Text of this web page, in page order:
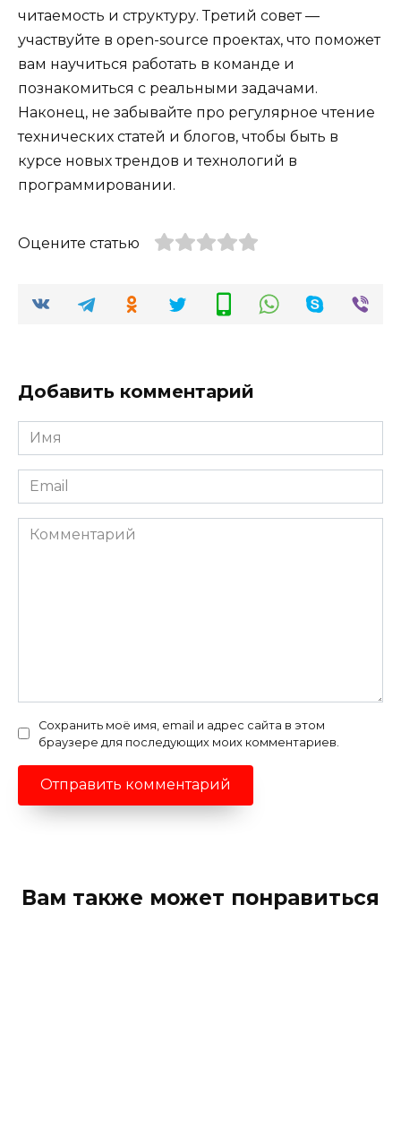
читаемость и структуру. Третий совет —
участвуйте в open-source проектах, что поможет
вам научиться работать в команде и
познакомиться с реальными задачами.
Наконец, не забывайте про регулярное чтение
технических статей и блогов, чтобы быть в
курсе новых трендов и технологий в
программировании.
Оцените статью
Добавить комментарий
Имя
*
Email
*
Комментарий
Сохранить моё имя, email и адрес сайта в этом
браузере для последующих моих комментариев.
Вам также может понравиться